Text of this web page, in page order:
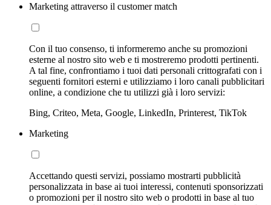
Marketing attraverso il customer match
Con il tuo consenso, ti informeremo anche su promozioni
esterne al nostro sito web e ti mostreremo prodotti pertinenti.
A tal fine, confrontiamo i tuoi dati personali crittografati con i
seguenti fornitori esterni e utilizziamo i loro canali pubblicitari
online, a condizione che tu utilizzi già i loro servizi:
Bing, Criteo, Meta, Google, LinkedIn, Printerest, TikTok
Marketing
Accettando questi servizi, possiamo mostrarti pubblicità
personalizzata in base ai tuoi interessi, contenuti sponsorizzati
o promozioni per il nostro sito web o prodotti in base al tuo